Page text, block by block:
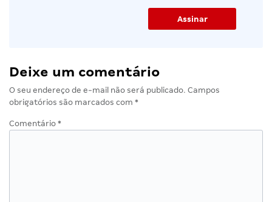
Deixe um comentário
O seu endereço de e-mail não será publicado. Campos
obrigatórios são marcados com *
Comentário *